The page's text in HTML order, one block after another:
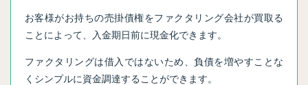
お客様がお持ちの売掛債権をファクタリング会社が買取る
ことによって、入金期日前に現金化できます。
ファクタリングは借入ではないため、負債を増やすことな
くシンプルに資金調達することができます。